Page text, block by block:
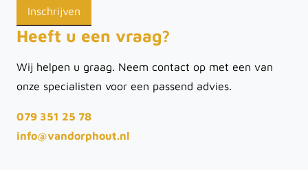
Heeft u een vraag?
Wij helpen u graag. Neem contact op met een van
onze specialisten voor een passend advies.
079 351 25 78
info@vandorphout.nl